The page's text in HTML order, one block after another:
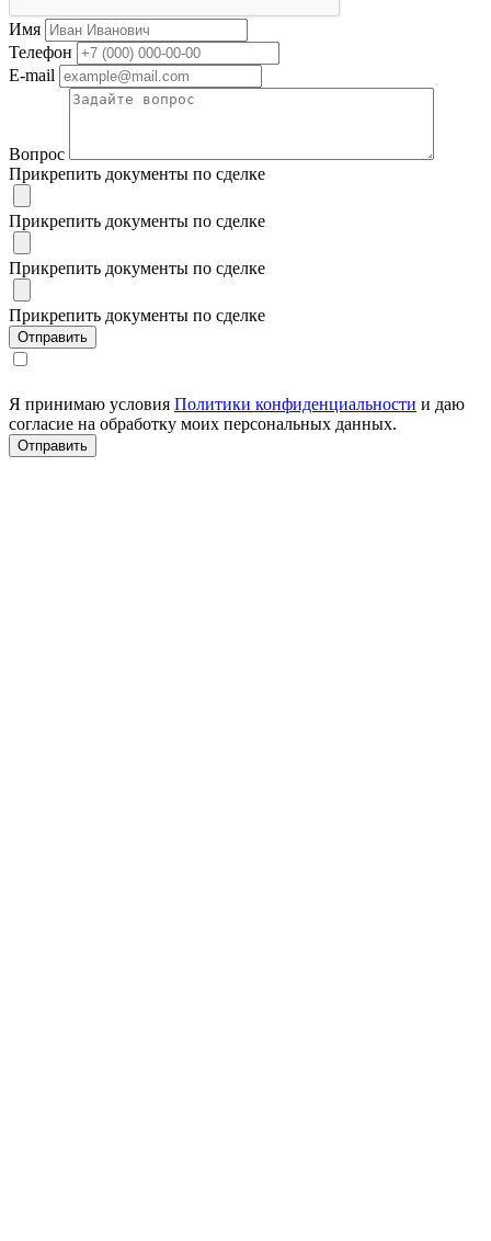
Имя
Телефон
E-mail
Вопрос
Прикрепить документы по сделке
Прикрепить документы по сделке
Прикрепить документы по сделке
Прикрепить документы по сделке
Я принимаю условия Политики конфиденциальности и даю
согласие на обработку моих персональных данных.